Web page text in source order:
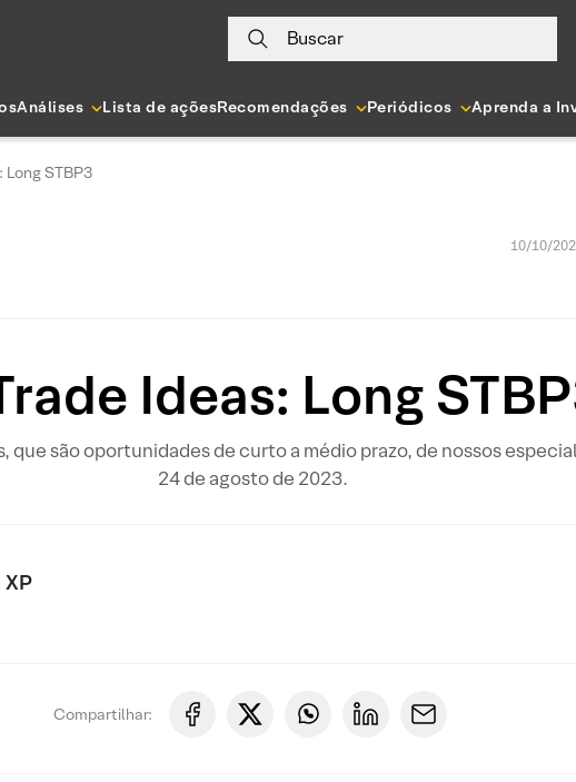
Buscar
Análises Lista de açõesRecomendações Periódicos Aprenda a
Long STBP3
10/10/
Ideas: Long
que são oportunidades de curto a médio prazo, de nossos
24 de agosto de 2023.
XP
Compartilhar: